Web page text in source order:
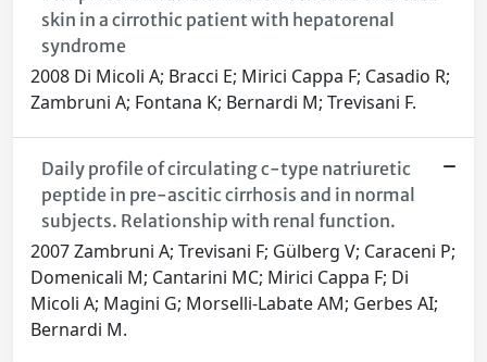
skin in a cirrothic patient with hepatorenal
syndrome
2008 Di Micoli A; Bracci E; Mirici Cappa F; Casadio R;
Zambruni A; Fontana K; Bernardi M; Trevisani F.
Daily profile of circulating c-type natriuretic
peptide in pre-ascitic cirrhosis and in normal
subjects. Relationship with renal function.
2007 Zambruni A; Trevisani F; Gülberg V; Caraceni P;
Domenicali M; Cantarini MC; Mirici Cappa F; Di
Micoli A; Magini G; Morselli-Labate AM; Gerbes AI;
Bernardi M.